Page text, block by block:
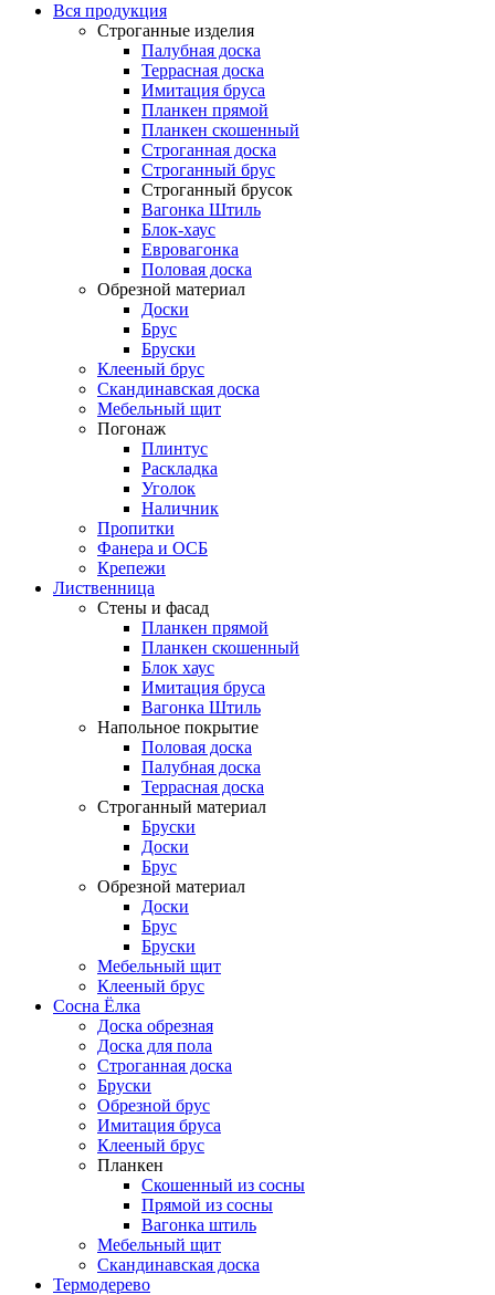
Вся продукция
Строганные изделия
Палубная доска
Террасная доска
Имитация бруса
Планкен прямой
Планкен скошенный
Строганная доска
Строганный брус
Строганный брусок
Вагонка Штиль
Блок-хаус
Евровагонка
Половая доска
Обрезной материал
Доски
Брус
Бруски
Клееный брус
Скандинавская доска
Мебельный щит
Погонаж
Плинтус
Раскладка
Уголок
Наличник
Пропитки
Фанера и ОСБ
Крепежи
Лиственница
Стены и фасад
Планкен прямой
Планкен скошенный
Блок хаус
Имитация бруса
Вагонка Штиль
Напольное покрытие
Половая доска
Палубная доска
Террасная доска
Строганный материал
Бруски
Доски
Брус
Обрезной материал
Доски
Брус
Бруски
Мебельный щит
Клееный брус
Сосна Ёлка
Доска обрезная
Доска для пола
Строганная доска
Бруски
Обрезной брус
Имитация бруса
Клееный брус
Планкен
Скошенный из сосны
Прямой из сосны
Вагонка штиль
Мебельный щит
Скандинавская доска
Термодерево